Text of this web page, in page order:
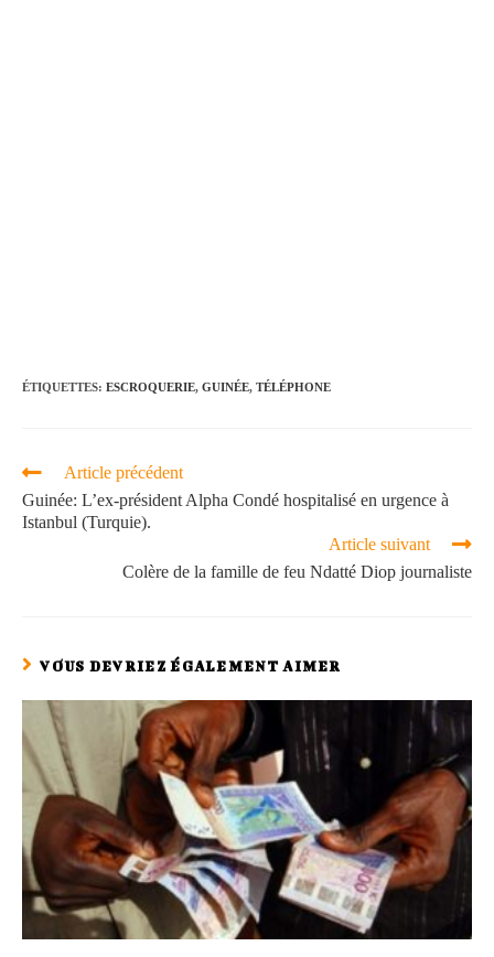
ÉTIQUETTES: ESCROQUERIE, GUINÉE, TÉLÉPHONE
Article précédent
Guinée: L’ex-président Alpha Condé hospitalisé en urgence à
Istanbul (Turquie).
Article suivant
Colère de la famille de feu Ndatté Diop journaliste
VOUS DEVRIEZ ÉGALEMENT AIMER